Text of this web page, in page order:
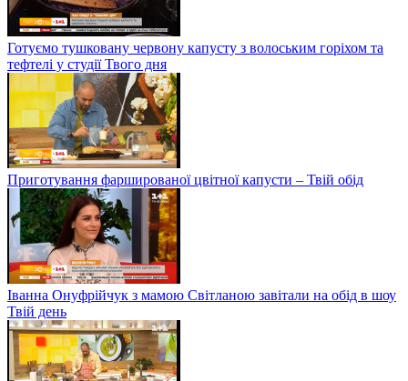
Готуємо тушковану червону капусту з волоським горіхом та
тефтелі у студії Твого дня
Приготування фаршированої цвітної капусти – Твій обід
Іванна Онуфрійчук з мамою Світланою завітали на обід в шоу
Твій день